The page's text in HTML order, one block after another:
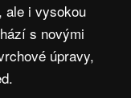
ale i vysokou
s novými
úpravy,